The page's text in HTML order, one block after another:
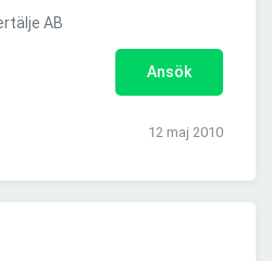
AB
Ansök
12 maj 2010